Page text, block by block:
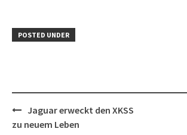
POSTED UNDER
Post
navigation
Jaguar erweckt den XKSS
zu neuem Leben